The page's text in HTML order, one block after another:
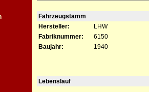
Fahrzeugstamm
Hersteller:
LHW
Fabriknummer:
6150
Baujahr:
1940
Lebenslauf